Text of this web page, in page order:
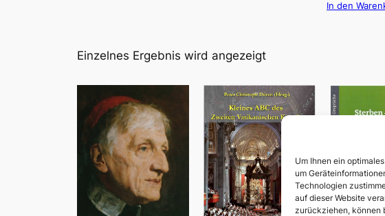
Um Ihnen ein
um
Technologien
auf dieser Website
zurückziehen, können
In den
Einzelnes Ergebnis wird angezeigt